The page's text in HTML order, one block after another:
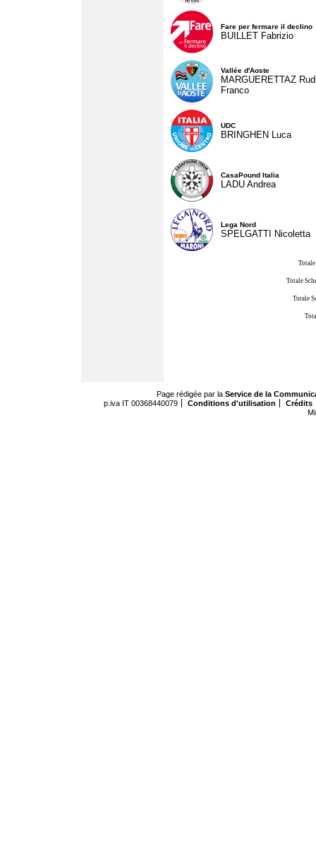
Fare per fermare il declino
BUILLET Fabrizio
Vallée d'Aoste
MARGUERETTAZ
Franco
UDC
BRINGHEN Luca
CasaPound Italia
LADU Andrea
Lega Nord
SPELGATTI Nicoletta
Totale
Totale
Page rédigée par la Service de la
p.iva IT 00368440079
Conditions d'utilisation
Crédits